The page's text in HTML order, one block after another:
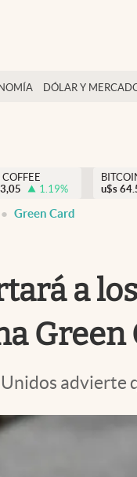
DÓLAR Y
COFFEE
1.19%
u$s
Green Card
a